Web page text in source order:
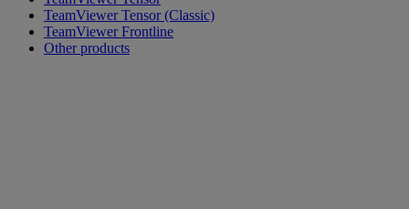
TeamViewer Tensor (Classic)
TeamViewer Frontline
Other products